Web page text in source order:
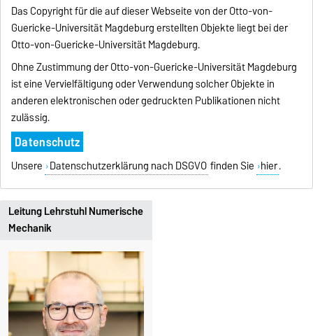
Das Copyright für die auf dieser Webseite von der Otto-von-
Guericke-Universität Magdeburg erstellten Objekte liegt bei der
Otto-von-Guericke-Universität Magdeburg.
Ohne Zustimmung der Otto-von-Guericke-Universität Magdeburg
ist eine Vervielfältigung oder Verwendung solcher Objekte in
anderen elektronischen oder gedruckten Publikationen nicht
zulässig.
Datenschutz
Unsere Datenschutzerklärung nach DSGVO finden Sie hier.
Leitung Lehrstuhl Numerische
Mechanik